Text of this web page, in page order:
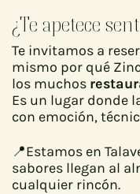
¿Te apetece
Te invitamos a
mismo por qué
los muchos
Es un lugar donde
con emoción,
📍Estamos en
sabores llegan al
cualquier rincón.